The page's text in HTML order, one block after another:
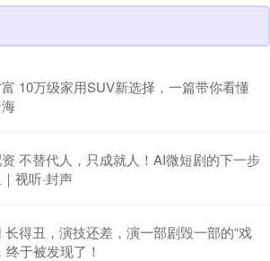
10万级家用SUV新选择，一篇带你看懂
不替代人，只成就人！AI微短剧的下一步
视听·封声
长得丑，演技还差，演一部剧毁一部的“戏
终于被发现了！